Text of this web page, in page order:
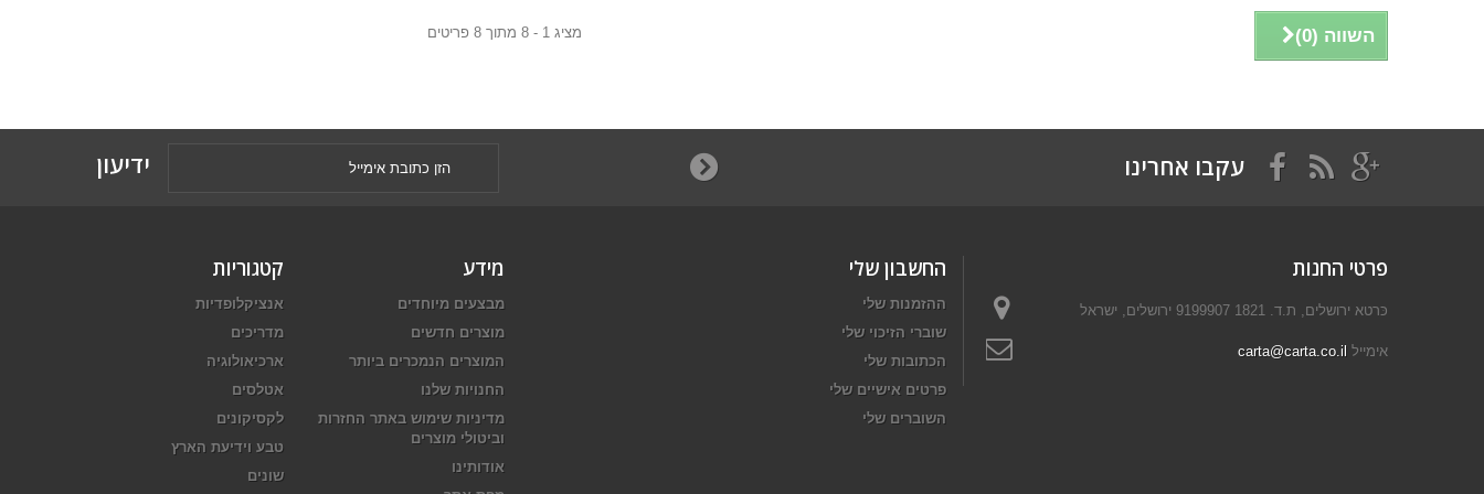
השווה (0
) מציג 1 - 8 מתוך 8 פריטים
ידיעון עקבו אחרינו
קטגוריות
אנציקלופדיות
מדריכים
ארכיאולוגיה
אטלסים
לקסיקונים
טבע וידיעת הארץ
שונים
מידע
מבצעים מיוחדים
מוצרים חדשים
המוצרים הנמכרים ביותר
החנויות שלנו
מדיניות שימוש באתר החזרות
וביטולי מוצרים
אודותינו
החשבון שלי
ההזמנות שלי
שוברי הזיכוי שלי
הכתובות שלי
פרטים אישיים שלי
השוברים שלי
פרטי החנות
כּרטא ירושלים, ת.ד. 1821 9199907 ירושלים, ישראל
אימייל carta@carta.co.il